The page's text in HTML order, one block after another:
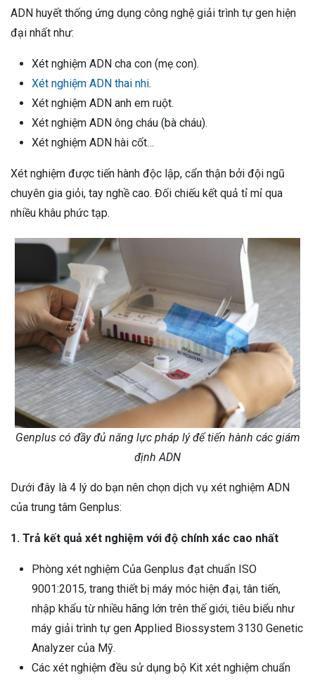
ADN huyết thống ứng dụng công nghệ giải trình tự gen hiện
đại nhất như:
Xét nghiệm ADN cha con (mẹ con).
Xét nghiệm ADN thai nhi.
Xét nghiệm ADN anh em ruột.
Xét nghiệm ADN ông cháu (bà cháu).
Xét nghiệm ADN hài cốt…
Xét nghiệm được tiến hành độc lập, cẩn thận bởi đội ngũ
chuyên gia giỏi, tay nghề cao. Đối chiếu kết quả tỉ mỉ qua
nhiều khâu phức tạp.
Genplus có đầy đủ năng lực pháp lý để tiến hành các giám
định ADN
Dưới đây là 4 lý do bạn nên chọn dịch vụ xét nghiệm ADN
của trung tâm Genplus:
1. Trả kết quả xét nghiệm với độ chính xác cao nhất
Phòng xét nghiệm Của Genplus đạt chuẩn ISO
9001:2015, trang thiết bị máy móc hiện đại, tân tiến,
nhập khẩu từ nhiều hãng lớn trên thế giới, tiêu biểu như
máy giải trình tự gen Applied Biossystem 3130 Genetic
Analyzer của Mỹ.
Các xét nghiệm đều sử dụng bộ Kit xét nghiệm chuẩn